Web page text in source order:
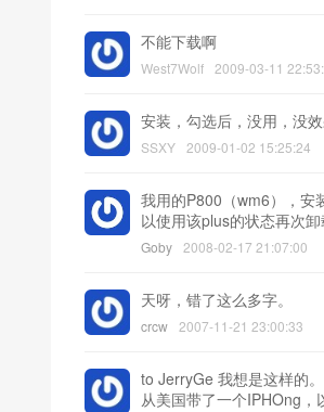
不能下载啊
West7Wolf 2009-03-11
安装，勾选后，没用，没
SSXY 2009-01-02 15:25:24
我用的P800（wm6），安
以使用该plus的状态再次
Goby 2008-02-17 21:07:00
天呀，错了这么多字。
crcw 2007-11-21 23:00:33
to JerryGe 我想是这样的
从美国带了一个IPHOng，